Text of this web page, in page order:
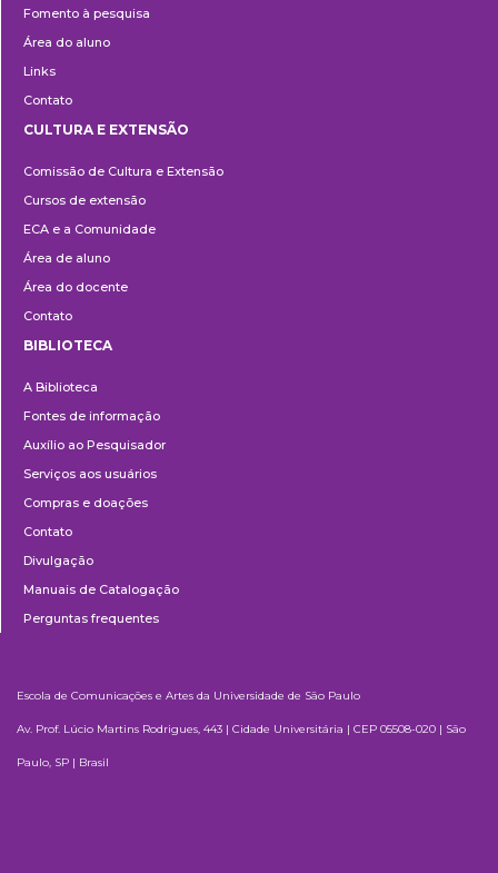
Fomento à pesquisa
Área do aluno
Links
Contato
e
Extensão
CULTURA E EXTENSÃO
Comissão de Cultura e Extensão
Cursos de extensão
ECA e a Comunidade
Área de aluno
Área do docente
Contato
BIBLIOTECA
A Biblioteca
Fontes de informação
Auxílio ao Pesquisador
Serviços aos usuários
Compras e doações
Contato
Divulgação
Manuais de Catalogação
Perguntas frequentes
Escola de Comunicações e Artes da Universidade de São Paulo
Av. Prof. Lúcio Martins Rodrigues, 443 | Cidade Universitária | CEP 05508-020 | São
Paulo, SP | Brasil